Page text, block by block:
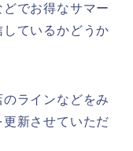
でお得なサマー
ているかどうか
ラインなどをみ
新させていただ